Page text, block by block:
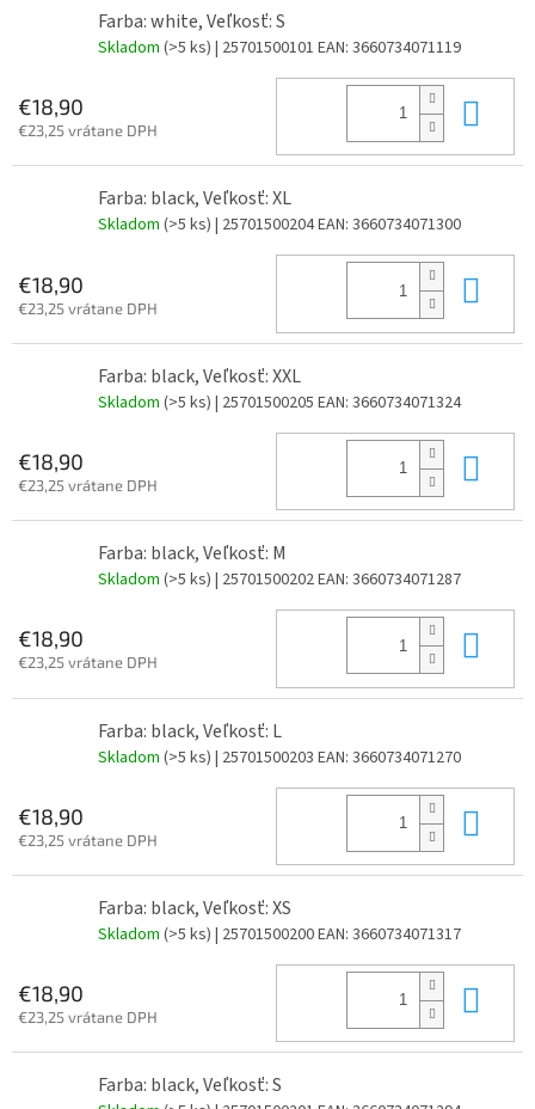
Farba: white, Veľkosť: S
Skladom (>5 ks) | 25701500101 EAN: 3660734071119
€18,90
€23,25 vrátane DPH
Farba: black, Veľkosť: XL
Skladom (>5 ks) | 25701500204EAN: 3660734071300
€18,90
€23,25 vrátane DPH
Farba: black, Veľkosť: XXL
Skladom (>5 ks) | 25701500205 EAN: 3660734071324
€18,90
€23,25 vrátane DPH
Farba: black, Veľkosť: M
Skladom (>5 ks) | 25701500202EAN: 3660734071287
€18,90
€23,25 vrátane DPH
Farba: black, Veľkosť: L
Skladom (>5 ks) | 25701500203 EAN: 3660734071270
€18,90
€23,25 vrátane DPH
Farba: black, Veľkosť: XS
Skladom (>5 ks) | 25701500200EAN: 3660734071317
€18,90
€23,25 vrátane DPH
Farba: black, Veľkosť: S